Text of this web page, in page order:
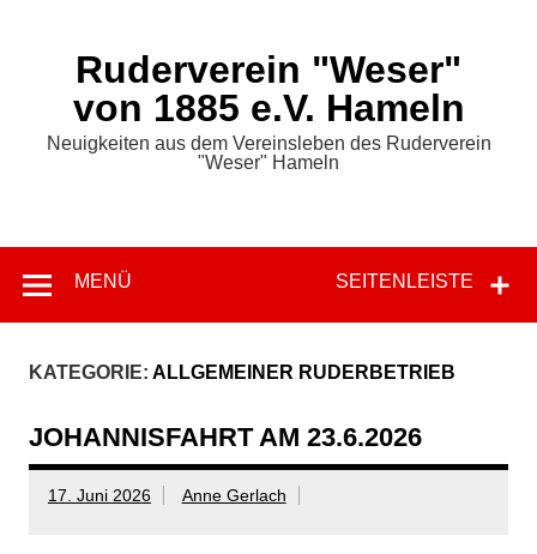
Ruderverein "Weser"
von 1885 e.V. Hameln
Neuigkeiten aus dem Vereinsleben des Ruderverein
"Weser" Hameln
SEITENLEISTE
MENÜ
KATEGORIE: ALLGEMEINER RUDERBETRIEB
JOHANNISFAHRT AM 23.6.2026
17. Juni 2026 Anne Gerlach